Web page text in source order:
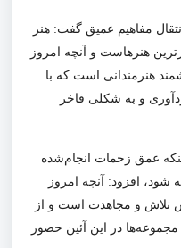
مفاهیم عمیق گفت: هنر
هنرهاست و آنچه امروز
هنرمندانی است که با
و به شکلی فاخر
عمق زحمات انجام‌شده
شود، افزود: آنچه امروز
تلاش و مجاهدت است و از
مجموعه‌ها در این آئین حضور